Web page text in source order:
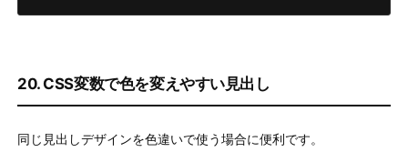
20. CSS変数で色を変えやすい見出し
同じ見出しデザインを色違いで使う場合に便利です。